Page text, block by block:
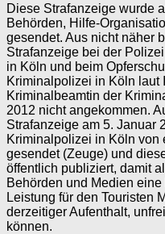
Diese Strafanzeige wurde
Behörden, Hilfe-
gesendet. Aus nicht näher
Strafanzeige bei der
in Köln und beim
Kriminalpolizei in Köln laut
Kriminalbeamtin der
2012 nicht angekommen.
Strafanzeige am 5. Januar
Kriminalpolizei in Köln von
gesendet (Zeuge) und
öffentlich publiziert, damit
Behörden und Medien
Leistung für den Touristen
derzeitiger Aufenthalt,
können.